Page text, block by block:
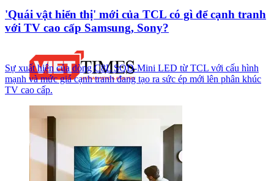
'Quái vật hiển thị' mới của TCL có gì để cạnh tranh
với TV cao cấp Samsung, Sony?
Sự xuất hiện của dòng C8L SQD-Mini LED từ TCL với cấu hình
mạnh và mức giá cạnh tranh đang tạo ra sức ép mới lên phân khúc
TV cao cấp.